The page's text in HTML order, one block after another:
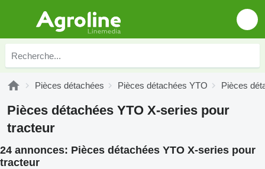
Pièces détachées Pièces détachées YTO Pièces
Pièces détachées YTO X-series pour
tracteur
24 annonces: Pièces détachées YTO X-series pour
tracteur